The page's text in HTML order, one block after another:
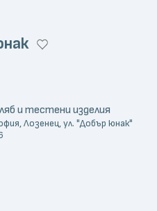
и тестени изделия
Лозенец, ул. "Добър юнак"